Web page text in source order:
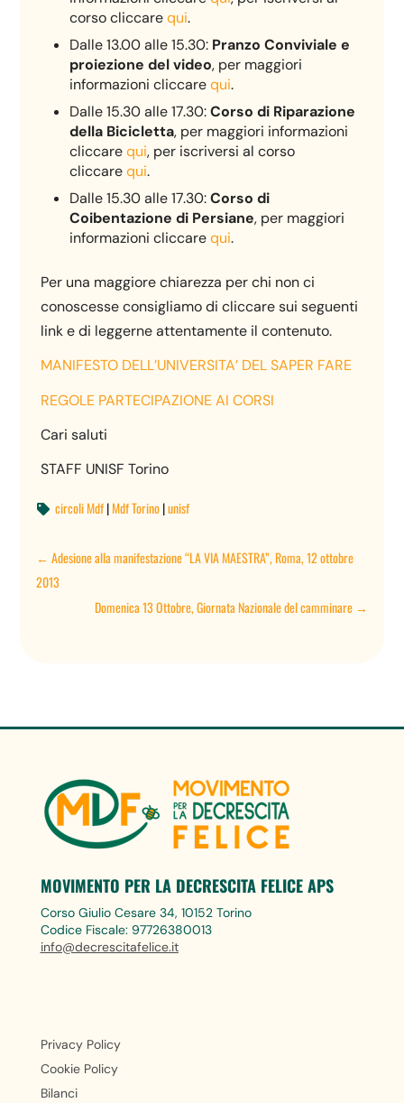
corso cliccarequi.
Dalle 13.00 alle 15.30: Pranzo Conviviale e
proiezione del video, per maggiori
informazioni cliccarequi.
Dalle 15.30 alle 17.30:Corso di Riparazione
della Bicicletta, per maggiori informazioni
cliccarequi, per iscriversi al corso
cliccarequi.
Dalle 15.30 alle 17.30:Corso di
Coibentazione di Persiane, per maggiori
informazioni cliccarequi.
Per una maggiore chiarezza per chi non ci
conoscesse consigliamo di cliccare sui seguenti
link e di leggerne attentamente il contenuto.
MANIFESTO DELL’UNIVERSITA’ DEL SAPER FARE
REGOLE PARTECIPAZIONE AI CORSI
Cari saluti
STAFF UNISF Torino
 circoli Mdf|Mdf Torino|unisf
←Adesione alla manifestazione “LA VIA MAESTRA”, Roma, 12 ottobre
2013
Domenica 13 Ottobre, Giornata Nazionale del camminare→
MOVIMENTO PER LA DECRESCITA FELICE APS
Corso Giulio Cesare 34, 10152 Torino
Codice Fiscale: 97726380013
info@decrescitafelice.it
Privacy Policy
Cookie Policy
Bilanci